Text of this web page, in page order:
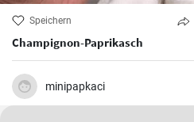
Speichern
Champignon-Paprikasch
minipapkaci